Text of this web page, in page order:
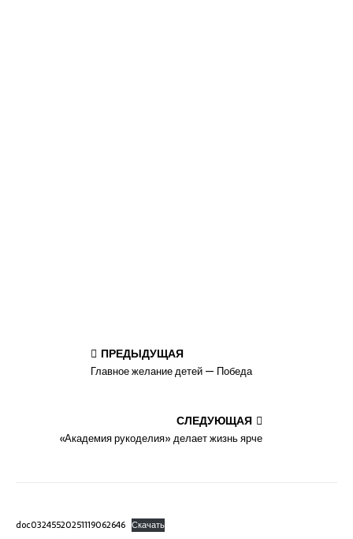
ПРЕДЫДУЩАЯ
Главное желание детей — Победа
СЛЕДУЮЩАЯ
«Академия рукоделия» делает жизнь ярче
doc03245520251119062646 Скачать